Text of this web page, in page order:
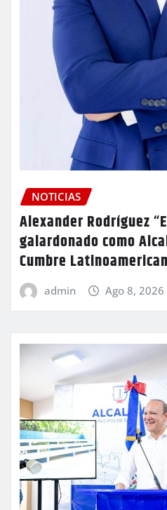
NOTICIAS
Alexander Rodríguez
galardonado como
Cumbre
admin Ago 8, 2026